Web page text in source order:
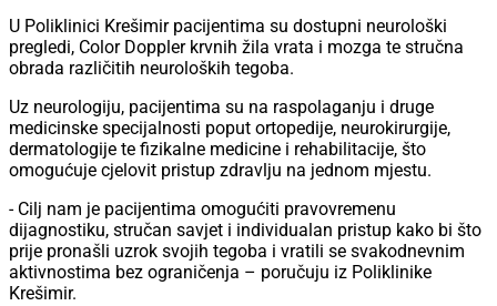
U Poliklinici Krešimir pacijentima su dostupni neurološki
pregledi, Color Doppler krvnih žila vrata i mozga te stručna
obrada različitih neuroloških tegoba.
Uz neurologiju, pacijentima su na raspolaganju i druge
medicinske specijalnosti poput ortopedije, neurokirurgije,
dermatologije te fizikalne medicine i rehabilitacije, što
omogućuje cjelovit pristup zdravlju na jednom mjestu.
- Cilj nam je pacijentima omogućiti pravovremenu
dijagnostiku, stručan savjet i individualan pristup kako bi što
prije pronašli uzrok svojih tegoba i vratili se svakodnevnim
aktivnostima bez ograničenja – poručuju iz Poliklinike
Krešimir.